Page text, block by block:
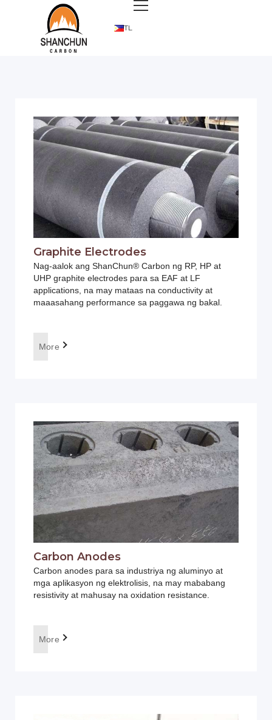
TL
Graphite Electrodes
Nag-aalok ang ShanChun® Carbon ng RP, HP at
UHP graphite electrodes para sa EAF at LF
applications, na may mataas na conductivity at
maaasahang performance sa paggawa ng bakal.
More
Carbon Anodes
Carbon anodes para sa industriya ng aluminyo at
mga aplikasyon ng elektrolisis, na may mababang
resistivity at mahusay na oxidation resistance.
More